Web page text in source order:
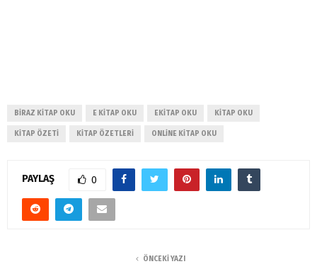
BIRAZ KITAP OKU E KITAP OKU EKITAP OKU KITAP OKU
KITAP ÖZETI KITAP ÖZETLERI ONLINE KITAP OKU
PAYLAŞ 0
ÖNCEKI YAZI